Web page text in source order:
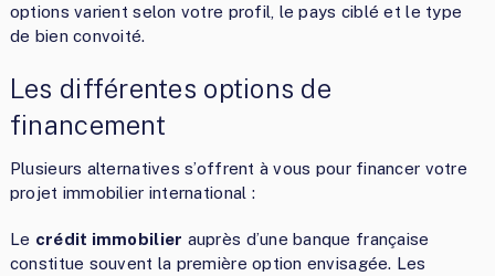
options varient selon votre profil, le pays ciblé et le type
de bien convoité.
Les différentes options de
financement
Plusieurs alternatives s’offrent à vous pour financer votre
projet immobilier international :
Le crédit immobilier auprès d’une banque française
constitue souvent la première option envisagée. Les